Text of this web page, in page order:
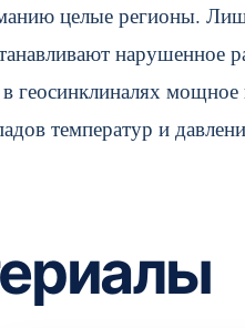
целые регионы.
геосинклиналях мощное
температур и